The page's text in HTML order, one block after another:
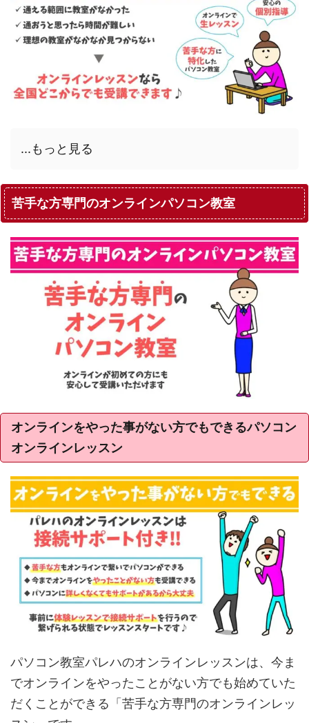
...もっと見る
苦手な方専門のオンラインパソコン教室
オンラインをやった事がない方でもできるパソコン
オンラインレッスン
パソコン教室パレハのオンラインレッスンは、今ま
でオンラインをやったことがない方でも始めていた
だくことができる「苦手な方専門のオンラインレッ